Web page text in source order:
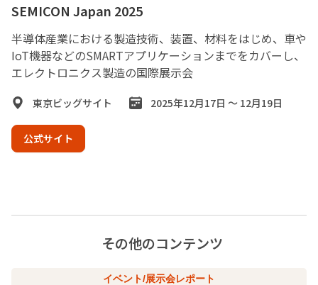
SEMICON Japan 2025
半導体産業における製造技術、装置、材料をはじめ、車や
IoT機器などのSMARTアプリケーションまでをカバーし、
エレクトロニクス製造の国際展示会
東京ビッグサイト 2025年12月17日 ～ 12月19日
公式サイト
その他のコンテンツ
イベント/展示会レポート